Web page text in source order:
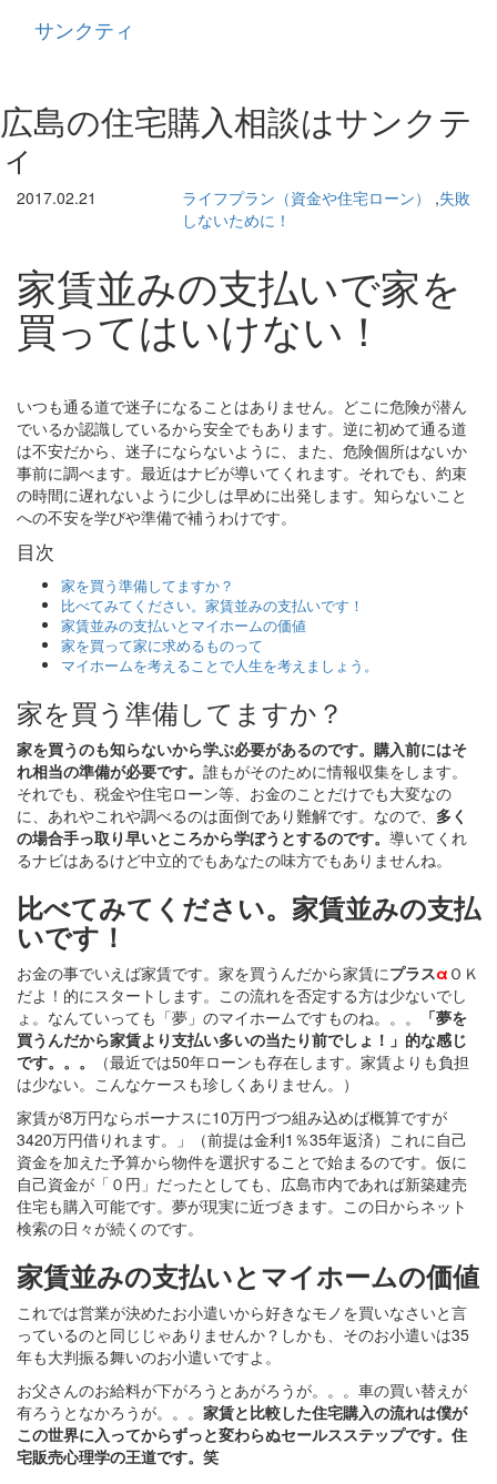
サンクティ
広島の住宅購入相談はサンクテ
ィ
2017.02.21 ライフプラン（資金や住宅ローン） ,失敗
しないために！
家賃並みの支払いで家を
買ってはいけない！
いつも通る道で迷子になることはありません。どこに危険が潜ん
でいるか認識しているから安全でもあります。逆に初めて通る道
は不安だから、迷子にならないように、また、危険個所はないか
事前に調べます。最近はナビが導いてくれます。それでも、約束
の時間に遅れないように少しは早めに出発します。知らないこと
への不安を学びや準備で補うわけです。
目次
家を買う準備してますか？
比べてみてください。家賃並みの支払いです！
家賃並みの支払いとマイホームの価値
家を買って家に求めるものって
マイホームを考えることで人生を考えましょう。
家を買う準備してますか？
家を買うのも知らないから学ぶ必要があるのです。購入前にはそ
れ相当の準備が必要です。 誰もがそのために情報収集をします。
それでも、税金や住宅ローン等、お金のことだけでも大変なの
に、あれやこれや調べるのは面倒であり難解です。なので、 多く
の場合手っ取り早いところから学ぼうとするのです。 導いてくれ
るナビはあるけど中立的でもあなたの味方でもありませんね。
比べてみてください。家賃並みの支払
いです！
お金の事でいえば家賃です。家を買うんだから家賃にプラスα ＯＫ
だよ！的にスタートします。この流れを否定する方は少ないでし
ょ。なんていっても「夢」のマイホームですものね。。。
「夢を
買うんだから家賃より支払い多いの当たり前でしょ！」的な感じ
です。。。
（最近では50年ローンも存在します。家賃よりも負担
は少ない。こんなケースも珍しくありません。）
家賃が8万円ならボーナスに10万円づつ組み込めば概算ですが
3420万円借りれます。」（前提は金利1％35年返済）これに自己
資金を加えた予算から物件を選択することで始まるのです。仮に
自己資金が「０円」だったとしても、広島市内であれば新築建売
住宅も購入可能です。夢が現実に近づきます。この日からネット
検索の日々が続くのです。
家賃並みの支払いとマイホームの価値
これでは営業が決めたお小遣いから好きなモノを買いなさいと言
っているのと同じじゃありませんか？しかも、そのお小遣いは35
年も大判振る舞いのお小遣いですよ。
お父さんのお給料が下がろうとあがろうが。。。車の買い替えが
有ろうとなかろうが。。。 家賃と比較した住宅購入の流れは僕が
この世界に入ってからずっと変わらぬセールスステップです。住
宅販売心理学の王道です。笑